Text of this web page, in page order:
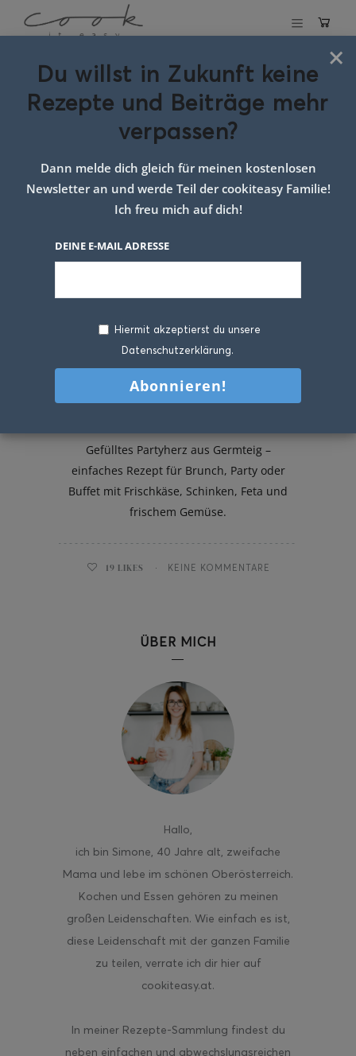
Schlagwort:
rucola rezept
idee
Gefülltes Partyherz aus Germteig –
einfaches Rezept für Brunch, Party oder
Buffet mit Frischkäse, Schinken, Feta und
frischem Gemüse.
19 LIKES KEINE KOMMENTARE
ÜBER MICH
Hallo,
ich bin Simone, 40 Jahre alt, zweifache
Mama und lebe im schönen Oberösterreich.
Kochen und Essen gehören zu meinen
großen Leidenschaften. Wie einfach es ist,
diese Leidenschaft mit der ganzen Familie
zu teilen, verrate ich dir hier auf
cookiteasy.at.
In meiner Rezepte-Sammlung findest du
neben einfachen und abwechslungsreichen
×
Du willst in Zukunft keine
Rezepte und Beiträge mehr
verpassen?
Dann melde dich gleich für meinen kostenlosen
Newsletter an und werde Teil der cookiteasy Familie!
Ich freu mich auf dich!
DEINE E-MAIL ADRESSE
Hiermit akzeptierst du unsere
Datenschutzerklärung.